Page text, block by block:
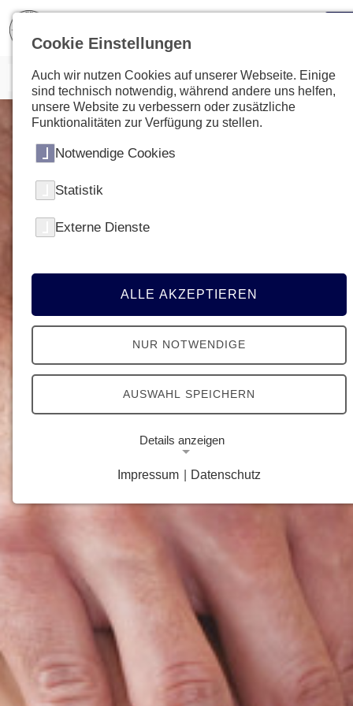
Cookie Einstellungen
Auch wir nutzen Cookies auf unserer Webseite. Einige
sind technisch notwendig, während andere uns helfen,
unsere Website zu verbessern oder zusätzliche
Funktionalitäten zur Verfügung zu stellen.
Notwendige Cookies
Statistik
Externe Dienste
ALLE AKZEPTIEREN
NUR NOTWENDIGE
AUSWAHL SPEICHERN
Details anzeigen
Notwendige Cookies ermöglichen grundlegende
Google Analytics Opt-Out-Cookie
gaOptout
Dieser Cookie speichert die gewählte
Einverständnisoption bezüglich Google Analytics
Opt-Out
Impressum Datenschutz